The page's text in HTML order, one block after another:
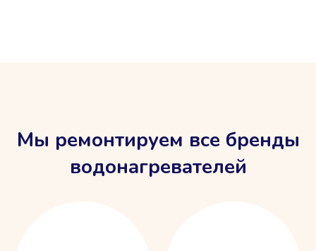
Мы ремонтируем все бренды
водонагревателей